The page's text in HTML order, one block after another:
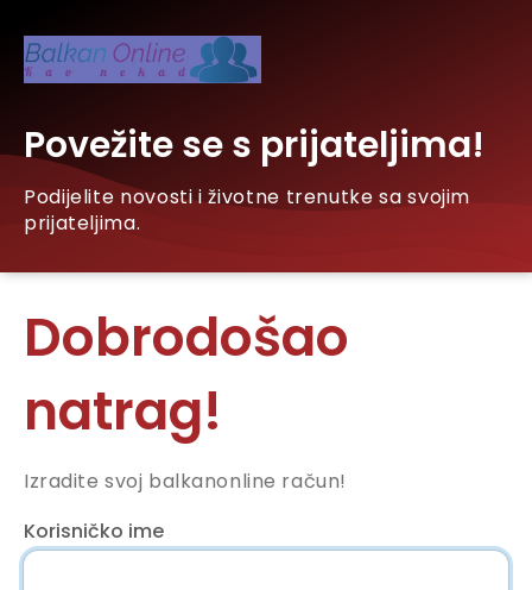
Povežite se s prijateljima!
Podijelite novosti i životne trenutke sa svojim
prijateljima.
Dobrodošao
natrag!
Izradite svoj balkanonline račun!
Korisničko ime